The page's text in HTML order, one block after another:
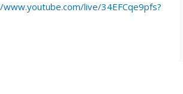
live/34EFCqe9pfs?